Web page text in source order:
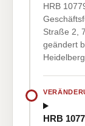
HRB
Straße 2,
geändert
HRB